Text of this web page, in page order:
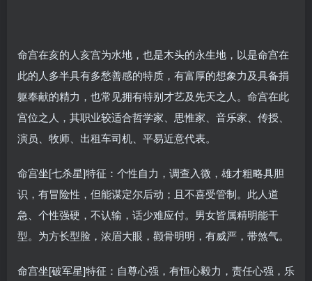
命宫在亥的人亥宫为水地，也是木头的永生地，以是命宫在
此的人多半具有多愁善感的特质，有富厚的想象力及具备捐
躯奉献的精力，也常见拥有特别才艺及先天之人。命宫在此
宫位之人，其职业较适合哲学家、思惟家、音乐家、传授、
演员、牧师、出租车司机、平易近意代表。
命宫坐[七杀星]特征：个性自力，调查入微，雄才粗略具胆
识，有冒险性，但能谋定尔后动；且不喜受管制。此人道
急、个性强硬，不认输，话少难应付。男女皆属精明能干
型。为方长型脸，浓眉大眼，颧骨明明，有威严，带煞气。
命宫坐[破军星]特征：自尊心强，有恒心毅力，责任心强，乐